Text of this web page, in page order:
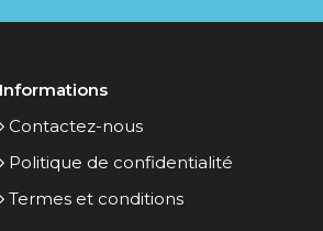
Informations
Contactez-nous
Politique de confidentialité
Termes et conditions